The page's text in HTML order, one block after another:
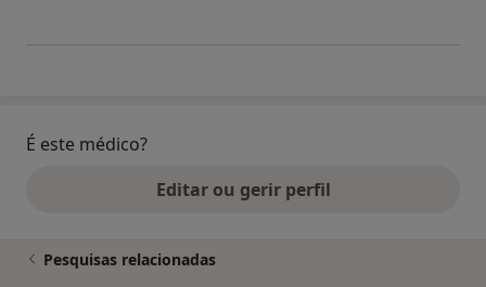
É este médico?
Editar ou gerir perfil
Pesquisas relacionadas